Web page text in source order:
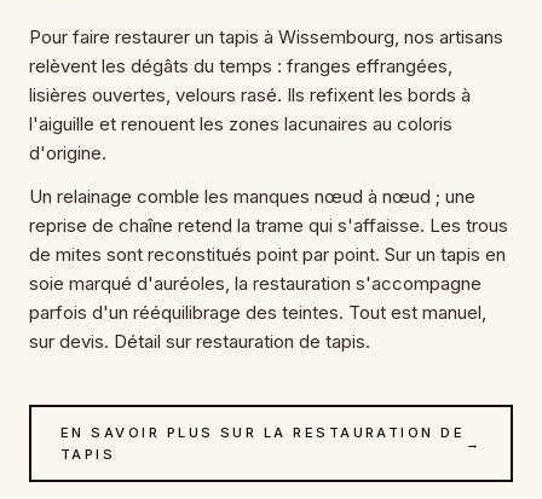
Pour faire restaurer un tapis à Wissembourg, nos artisans
relèvent les dégâts du temps : franges effrangées,
lisières ouvertes, velours rasé. Ils refixent les bords à
l'aiguille et renouent les zones lacunaires au coloris
d'origine.
Un relainage comble les manques nœud à nœud ; une
reprise de chaîne retend la trame qui s'affaisse. Les trous
de mites sont reconstitués point par point. Sur un tapis en
soie marqué d'auréoles, la restauration s'accompagne
parfois d'un rééquilibrage des teintes. Tout est manuel,
sur devis. Détail sur restauration de tapis.
EN SAVOIR PLUS SUR LA RESTAURATION DE
TAPIS
→